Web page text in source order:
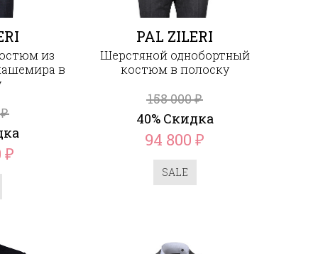
из
в
₽
₽
PAL ZILERI
Шерстяной однобортный
костюм в полоску
158 000₽
40% Скидка
94 800₽
SALE